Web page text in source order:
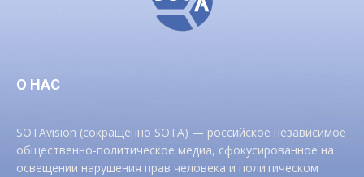
О НАС
SOTAvision (сокращенно SOTA) — российское независимое
общественно-политическое медиа, сфокусированное на
освещении нарушения прав человека и политическом